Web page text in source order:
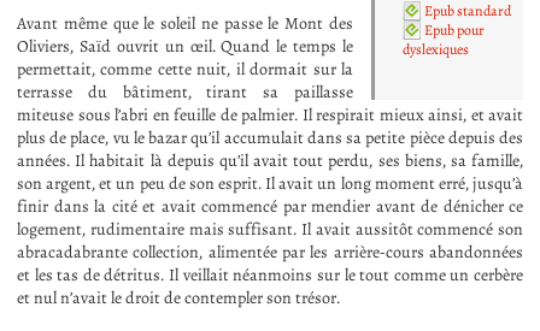
Epub standard
Epub pour
dyslexiques
Avant même que le soleil ne passe le Mont des
Oliviers, Saïd ouvrit un œil. Quand le temps le
permettait, comme cette nuit, il dormait sur la
terrasse du bâtiment, tirant sa paillasse
miteuse sous l’abri en feuille de palmier. Il respirait mieux ainsi, et avait
plus de place, vu le bazar qu’il accumulait dans sa petite pièce depuis des
années. Il habitait là depuis qu’il avait tout perdu, ses biens, sa famille,
son argent, et un peu de son esprit. Il avait un long moment erré, jusqu’à
finir dans la cité et avait commencé par mendier avant de dénicher ce
logement, rudimentaire mais suffisant. Il avait aussitôt commencé son
abracadabrante collection, alimentée par les arrière-cours abandonnées
et les tas de détritus. Il veillait néanmoins sur le tout comme un cerbère
et nul n’avait le droit de contempler son trésor.